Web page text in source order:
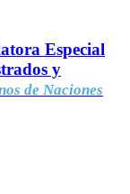
Especial
y
de Naciones